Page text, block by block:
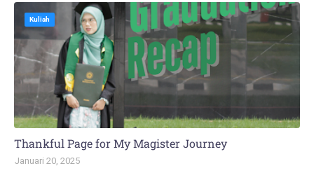
Kuliah
Thankful Page for My Magister Journey
Januari 20, 2025